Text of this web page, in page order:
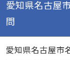
問
愛知県名古屋市
設はありますか